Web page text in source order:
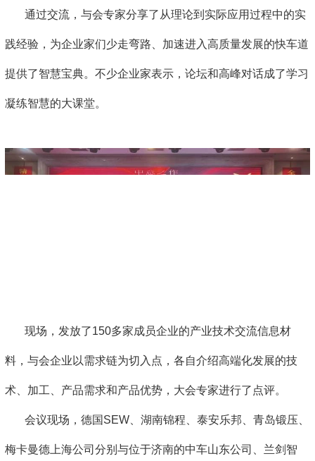
通过交流，与会专家分享了从理论到实际应用过程中的实
践经验，为企业家们少走弯路、加速进入高质量发展的快车道
提供了智慧宝典。不少企业家表示，论坛和高峰对话成了学习
凝练智慧的大课堂。
现场，发放了150多家成员企业的产业技术交流信息材
料，与会企业以需求链为切入点，各自介绍高端化发展的技
术、加工、产品需求和产品优势，大会专家进行了点评。
会议现场，德国SEW、湖南锦程、泰安乐邦、青岛锻压、
梅卡曼德上海公司分别与位于济南的中车山东公司、兰剑智